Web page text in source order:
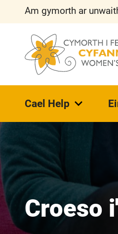
Am gymorth ar
Cael Help
Croeso